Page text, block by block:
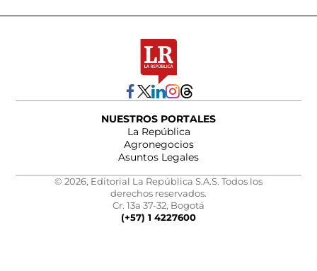
NUESTROS PORTALES
La República
Agronegocios
Asuntos Legales
© 2026, Editorial La República S.A.S. Todos los
derechos reservados.
Cr. 13a 37-32, Bogotá
(+57) 1 4227600